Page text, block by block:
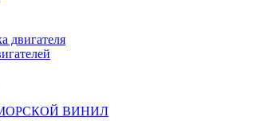
двигателя
ВИНИЛ